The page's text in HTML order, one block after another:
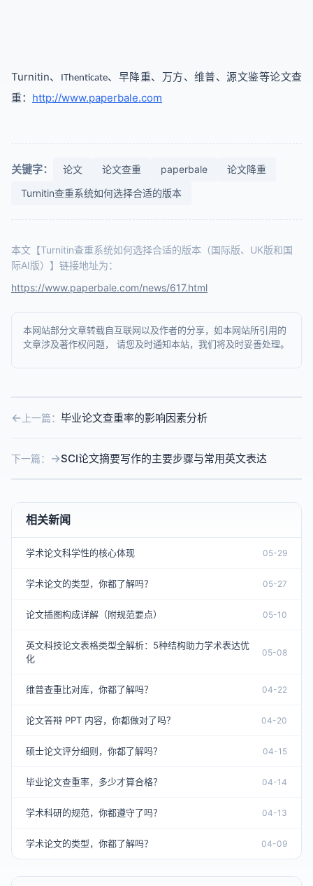
Turnitin、 IThenticate、早降重、万方、维普、源文鉴等论文查
重： http://www.paperbale.com
关键字： 论文 论文查重 paperbale
论文降重
Turnitin查重系统如何选择合适的版本
本文【Turnitin查重系统如何选择合适的版本（国际版、UK版和国
际AI版）】链接地址为：
https://www.paperbale.com/news/617.html
本网站部分文章转载自互联网以及作者的分享，如本网站所引用的
文章涉及著作权问题， 请您及时通知本站，我们将及时妥善处理。
上一篇： 毕业论文查重率的影响因素分析
下一篇： SCI论文摘要写作的主要步骤与常用英文表达
相关新闻
学术论文科学性的核心体现 05-29
学术论文的类型，你都了解吗？ 05-27
论文插图构成详解（附规范要点） 05-10
英文科技论文表格类型全解析：5种结构助力学术表达优
化
05-08
维普查重比对库，你都了解吗？ 04-22
论文答辩 PPT 内容，你都做对了吗？ 04-20
硕士论文评分细则，你都了解吗？ 04-15
毕业论文查重率，多少才算合格？ 04-14
学术科研的规范，你都遵守了吗？ 04-13
学术论文的类型，你都了解吗？ 04-09